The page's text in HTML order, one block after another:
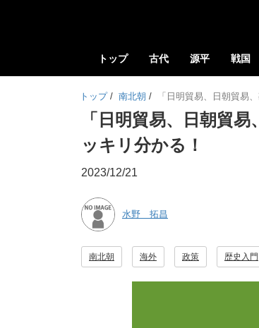
トップ 古代 源平 戦国
トップ / 南北朝 / 「日明貿易、日朝貿易
「日明貿易、日朝貿
ッキリ分かる！
2023/12/21
水野 拓昌
南北朝 海外 政策 歴史入門